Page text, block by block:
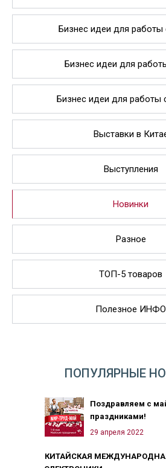
Бизнес идеи для работы
Бизнес идеи для
Бизнес идеи для работы
Выставки в
Выступления
Новинки
Разное
ТОП-5 товаров
Полезное ИНФО
ПОПУЛЯРНЫЕ
Поздравляем с
праздниками!
29 апреля 2022
КИТАЙСКАЯ